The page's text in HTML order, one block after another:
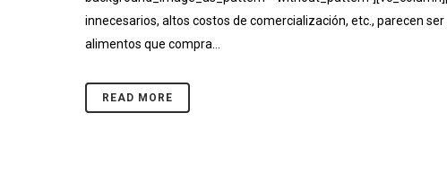
innecesarios, altos costos de comercialización, etc., parecen
alimentos que compra...
READ MORE